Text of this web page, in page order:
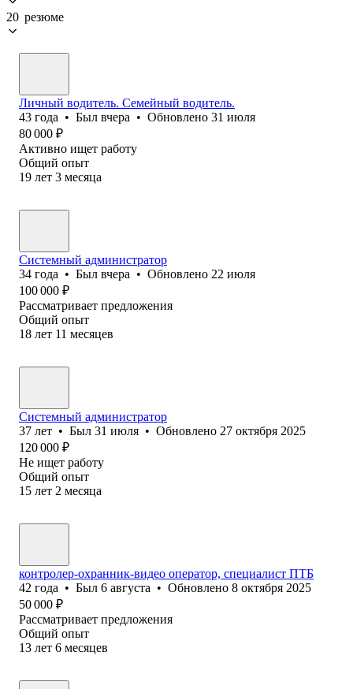
20 резюме
Личный водитель. Семейный водитель.
43 года • Был вчера • Обновлено 31 июля
80 000 ₽
Активно ищет работу
Общий опыт
19 лет 3 месяца
Системный администратор
34 года • Был вчера • Обновлено 22 июля
100 000 ₽
Рассматривает предложения
Общий опыт
18 лет 11 месяцев
Системный администратор
37 лет • Был 31 июля • Обновлено 27 октября 2025
120 000 ₽
Не ищет работу
Общий опыт
15 лет 2 месяца
контролер-охранник-видео оператор, специалист ПТБ
42 года • Был 6 августа • Обновлено 8 октября 2025
50 000 ₽
Рассматривает предложения
Общий опыт
13 лет 6 месяцев